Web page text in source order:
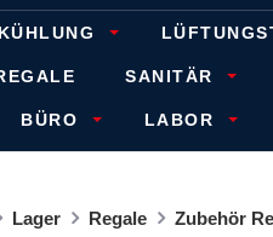
KÜHLUNG
SANITÄR
BÜRO LABOR
Lager Regale Zubehör